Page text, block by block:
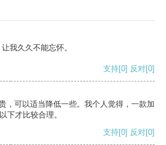
我久久不能忘怀。
支持[0] 反对[0]
，可以适当降低一些。我个人觉得，一款加
下才比较合理。
支持[0] 反对[0]